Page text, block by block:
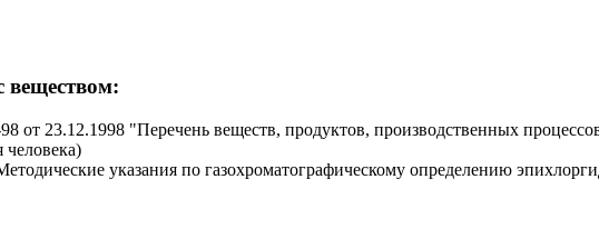
веществом:
от 23.12.1998 "Перечень веществ, продуктов, производственных
человека)
указания по газохроматографическому определению